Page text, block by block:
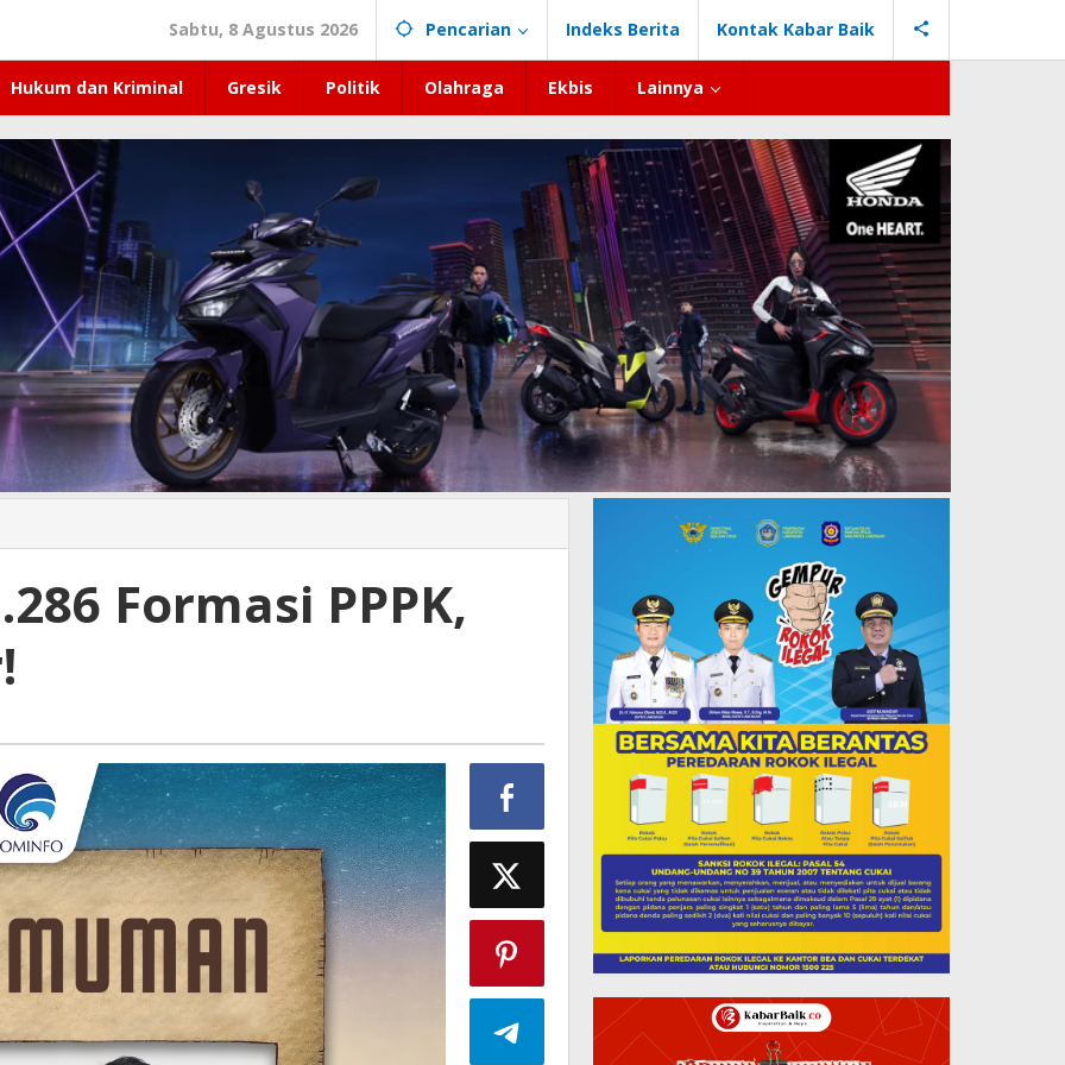
Sabtu, 8 Agustus 2026 Pencarian Indeks Berita Kontak Kabar Baik
Hukum dan Kriminal Gresik Politik Olahraga Ekbis Lainnya
Formasi PPPK,